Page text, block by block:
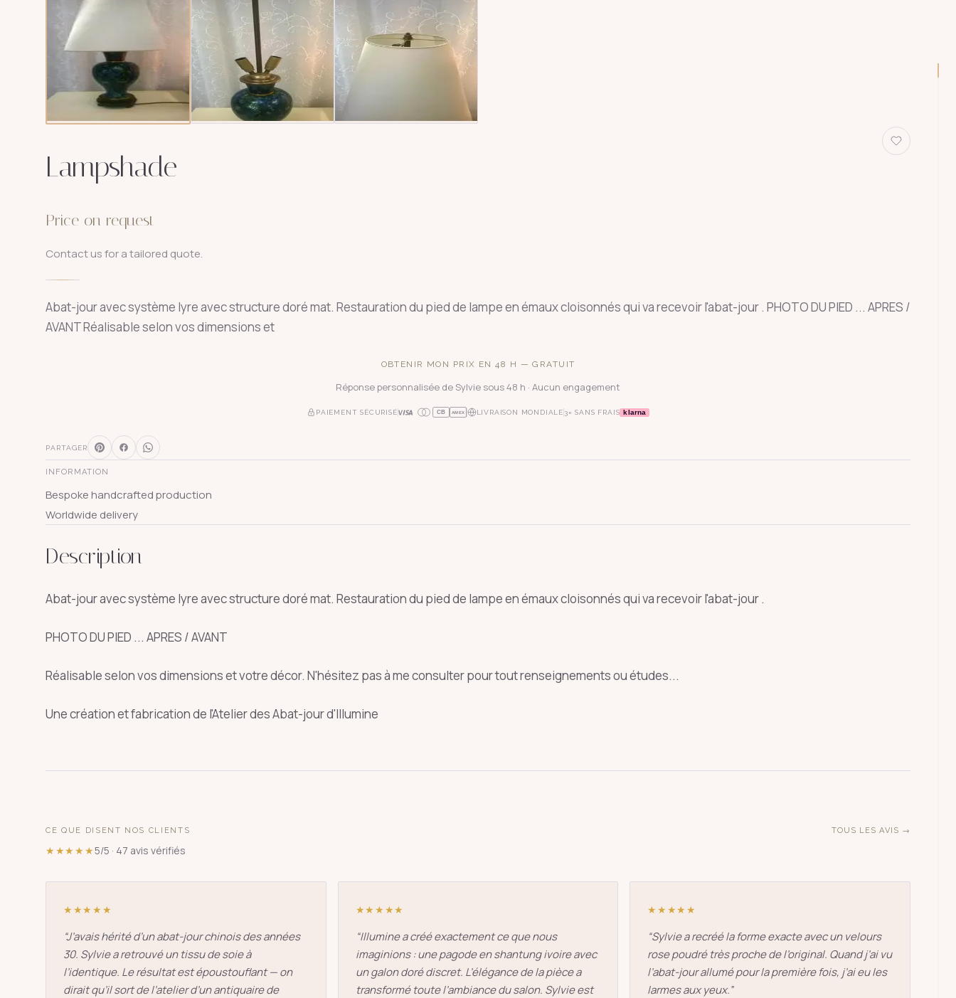
Lampshade
Price on request
Contact us for a tailored quote.
Abat-jour avec système lyre avec structure doré mat. Restauration du pied de lampe en émaux cloisonnés qui va recevoir l'abat-jour . PHOTO DU PIED ... APRES /
AVANT Réalisable selon vos dimensions et
OBTENIR MON PRIX EN 48 H — GRATUIT
Réponse personnalisée de Sylvie sous 48 h · Aucun engagement
PAIEMENT SÉCURISÉ CB AMEX LIVRAISON MONDIALE 3× SANS FRAIS klarna
PARTAGER
INFORMATION
Bespoke handcrafted production
Worldwide delivery
Description
Abat-jour avec système lyre avec structure doré mat. Restauration du pied de lampe en émaux cloisonnés qui va recevoir l'abat-jour .
PHOTO DU PIED ... APRES / AVANT
Réalisable selon vos dimensions et votre décor. N'hésitez pas à me consulter pour tout renseignements ou études...
Une création et fabrication de l'Atelier des Abat-jour d'Illumine
CE QUE DISENT NOS CLIENTS
★★★★★5/5 · 47 avis vérifiés
TOUS LES AVIS →
★★★★★
“J’avais hérité d’un abat-jour chinois des années
30. Sylvie a retrouvé un tissu de soie à
l’identique. Le résultat est époustouflant — on
dirait qu’il sort de l’atelier d’un antiquaire de
★★★★★
“Illumine a créé exactement ce que nous
imaginions : une pagode en shantung ivoire avec
un galon doré discret. L’élégance de la pièce a
transformé toute l’ambiance du salon. Sylvie est
★★★★★
“Sylvie a recréé la forme exacte avec un velours
rose poudré très proche de l’original. Quand j’ai vu
l’abat-jour allumé pour la première fois, j’ai eu les
larmes aux yeux.”
↑ ↓ Entrée Échap